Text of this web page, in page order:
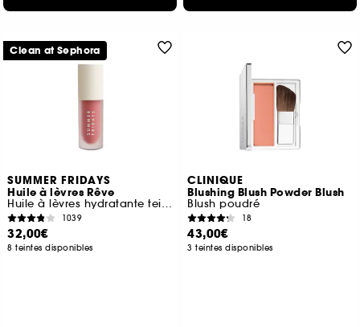
SUMMER FRIDAYS
Huile à lèvres Rêve
Huile à lèvres hydratante teintée
1039
32,00€
8 teintes disponibles
Clean at Sephora
CLINIQUE
Blushing Blush Powder Blush
Blush poudré
18
43,00€
3 teintes disponibles